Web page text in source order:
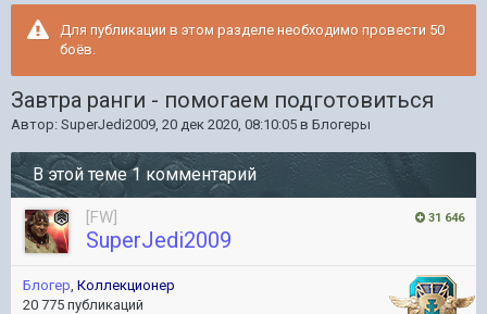
Для публикации в этом разделе необходимо провести 50
боёв.
Завтра ранги - помогаем подготовиться
Автор: SuperJedi2009, 20 дек 2020, 08:10:05 в Блогеры
В этой теме 1 комментарий
31 646
[FW]
SuperJedi2009
Блогер, Коллекционер
20 775 публикаций